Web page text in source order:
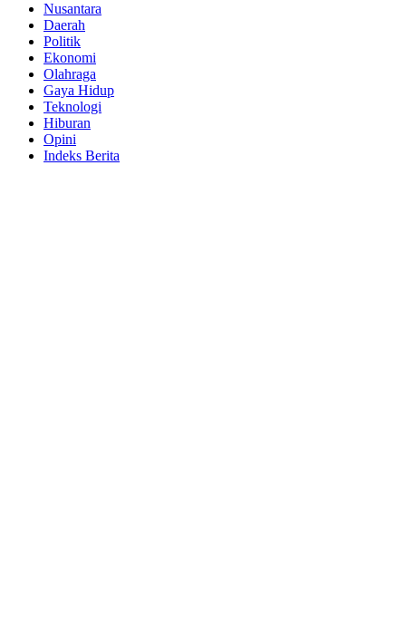
Nusantara
Daerah
Politik
Ekonomi
Olahraga
Gaya Hidup
Teknologi
Hiburan
Opini
Indeks Berita